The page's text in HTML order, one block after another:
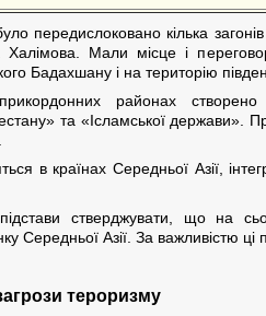
передислоковано кілька
Халімова. Мали місце і
Бадахшану і на територію
районах
та «Ісламської держави».
в країнах Середньої Азії,
стверджувати, що на
Середньої Азії. За важливістю
тероризму